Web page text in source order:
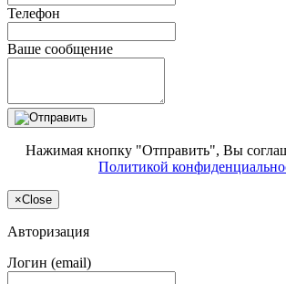
Телефон
Ваше сообщение
Нажимая кнопку "Отправить", Вы
Политикой
×Close
Авторизация
Логин (email)